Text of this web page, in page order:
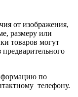
от изображения,
размеру или
товаров могут
по
телефону.